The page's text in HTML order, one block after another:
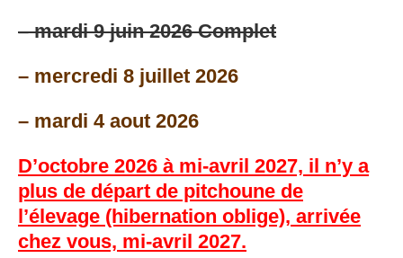
– mardi 9 juin 2026 Complet
– mercredi 8 juillet 2026
– mardi 4 aout 2026
D’octobre 2026 à mi-avril 2027, il n’y a
plus de départ de pitchoune de
l’élevage (hibernation oblige), arrivée
chez vous, mi-avril 2027.